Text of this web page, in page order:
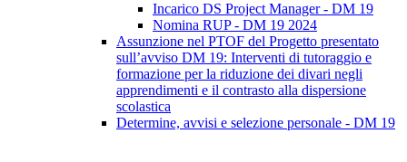
Incarico DS Project Manager - DM 19
Nomina RUP - DM 19 2024
Assunzione nel PTOF del Progetto presentato
sull’avviso DM 19: Interventi di tutoraggio e
formazione per la riduzione dei divari negli
apprendimenti e il contrasto alla dispersione
scolastica
Determine, avvisi e selezione personale - DM 19